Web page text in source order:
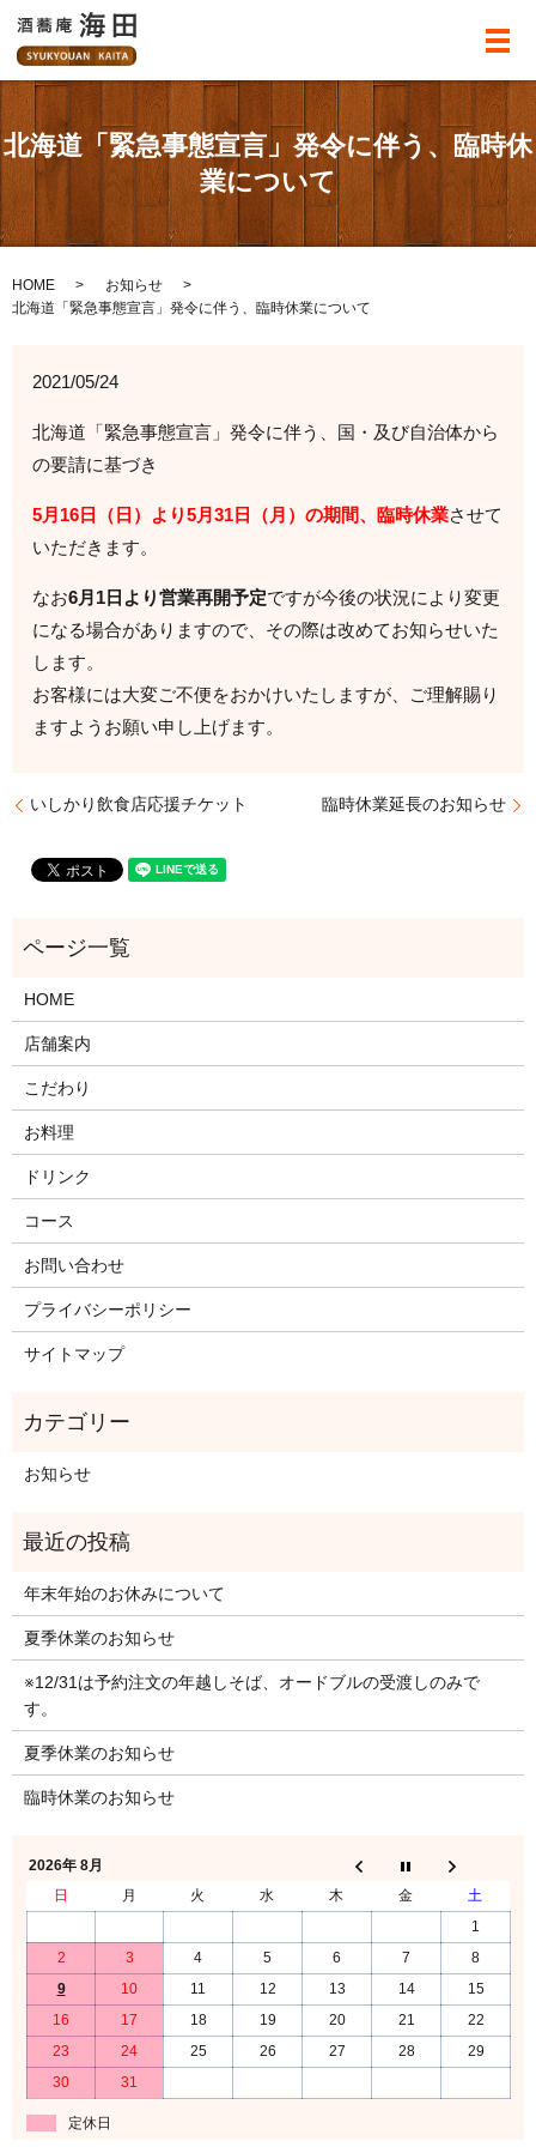
メ
北海道「緊急事態宣言」発令に伴う、臨時休
業について
HOME
お知らせ
北海道「緊急事態宣言」発令に伴う、臨時休業について
2021/05/24
北海道「緊急事態宣言」発令に伴う、国・及び自治体から
の要請に基づき
5月16日（日）より5月31日（月）の期間、臨時休業させて
いただきます。
なお6月1日より営業再開予定ですが今後の状況により変更
になる場合がありますので、その際は改めてお知らせいた
します。
お客様には大変ご不便をおかけいたしますが、ご理解賜り
ますようお願い申し上げます。
いしかり飲食店応援チケット 臨時休業延長のお知らせ
HOME
店舗案内
こだわり
お料理
ドリンク
コース
お問い合わせ
プライバシーポリシー
サイトマップ
お知らせ
年末年始のお休みについて
夏季休業のお知らせ
※12/31は予約注文の年越しそば、オードブルの受渡しのみで
す。
夏季休業のお知らせ
臨時休業のお知らせ
2026年 8月
日
月 火 水 木 金
土
1
2
3 4 5 6 7
8
9
10 11 12 13 14
15
16
17 18 19 20 21
22
23
24 25 26 27 28
29
30
31
定休日